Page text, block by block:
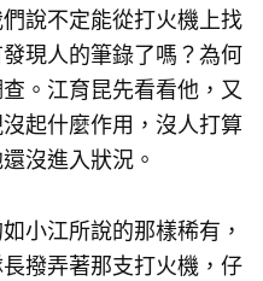
說不定能從打火機上找
現人的筆錄了嗎？為何
。江育昆先看看他，又
起什麼作用，沒人打算
沒進入狀況。
江所說的那樣稀有，
撥弄著那支打火機，仔